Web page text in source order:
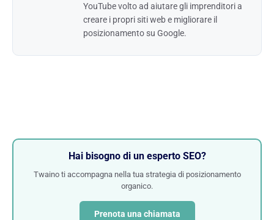
YouTube volto ad aiutare gli imprenditori a
creare i propri siti web e migliorare il
posizionamento su Google.
Hai bisogno di un esperto SEO?
Twaino ti accompagna nella tua strategia di posizionamento
organico.
Prenota una chiamata